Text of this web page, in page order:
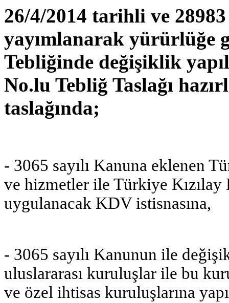
26/4/2014 tarihli ve 28983
yayımlanarak yürürlüğe
Tebliğinde değişiklik
No.lu Tebliğ Taslağı
taslağında;
- 3065 sayılı Kanuna eklenen
ve hizmetler ile Türkiye
uygulanacak KDV istisnasına,
- 3065 sayılı Kanunun ile
uluslararası kuruluşlar ile bu
ve özel ihtisas kuruluşlarına